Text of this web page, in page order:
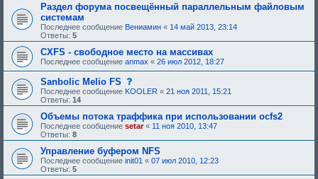
Раздел форума посвещённый параллельным файловым
системам
Последнее сообщение Вениамин « 14 май 2013, 23:14
Ответы: 5
CXFS - свободное место на массивах
Последнее сообщение anmax « 26 июл 2012, 18:27
Sanbolic Melio FS
о
о
б
щ
е
н
и
е
,
т
р
Последнее сообщение KOOLER « 21 ноя 2011, 15:21
Ответы: 14
Объемы потока траффика при использовании ocfs2
Последнее сообщение setar« 11 ноя 2010, 13:47
Ответы: 8
Управление буфером NFS
Последнее сообщение init01 « 07 июл 2010, 12:23
Ответы: 5